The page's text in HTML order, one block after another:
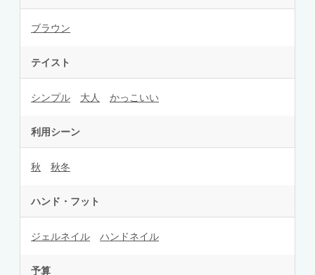
ブラウン
テイスト
シンプル 大人 かっこいい
利用シーン
秋 秋冬
ハンド・フット
ジェルネイル ハンドネイル
予算